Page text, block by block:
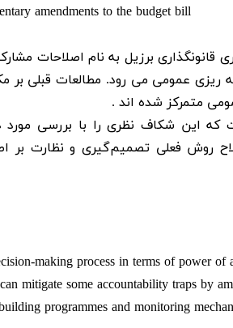
amendments to the budget bill
قانونگذاری برزیل به نام اصلاحات
ریزی عمومی می رود. مطالعات قبلی بر
متمرکز شده اند .
که این شکاف نظری را با بررسی مورد
روش فعلی تصمیم‌گیری و نظارت بر
making process in terms of power of
mitigate some accountability traps by
programmes and monitoring